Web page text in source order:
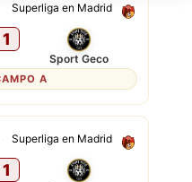
Superliga en Madrid
1
Sport Geco
A
Superliga en Madrid
1